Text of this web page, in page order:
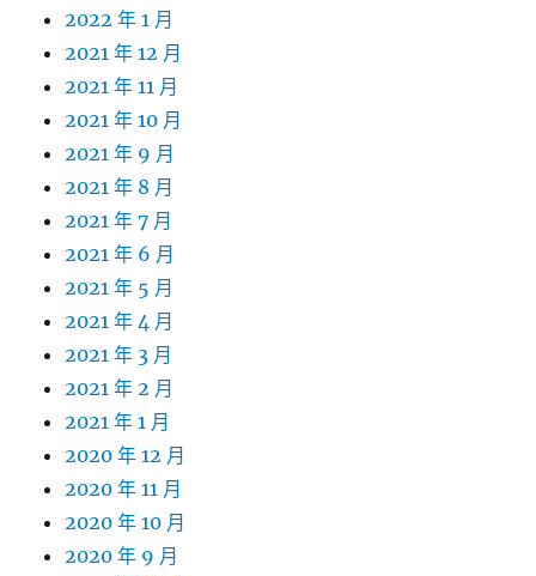
2022 年 1 月
2021 年 12 月
2021 年 11 月
2021 年 10 月
2021 年 9 月
2021 年 8 月
2021 年 7 月
2021 年 6 月
2021 年 5 月
2021 年 4 月
2021 年 3 月
2021 年 2 月
2021 年 1 月
2020 年 12 月
2020 年 11 月
2020 年 10 月
2020 年 9 月